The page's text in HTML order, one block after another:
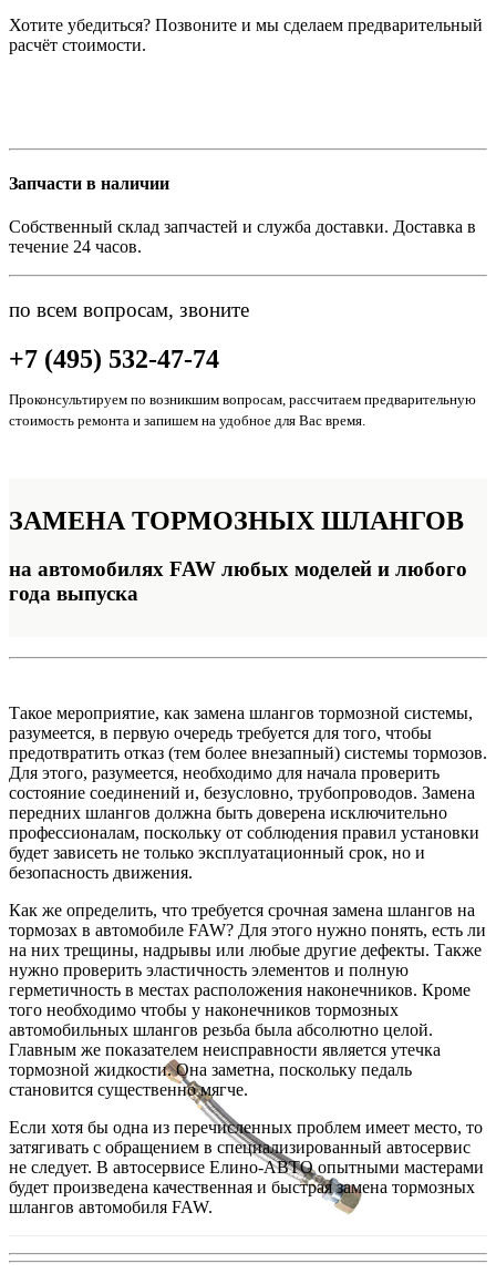
Хотите убедиться? Позвоните и мы сделаем предварительный
расчёт стоимости.
Запчасти в наличии
Собственный склад запчастей и служба доставки. Доставка в
течение 24 часов.
по всем вопросам, звоните
+7 (495) 532-47-74
Проконсультируем по возникшим вопросам, рассчитаем предварительную
стоимость ремонта и запишем на удобное для Вас время.
ЗАМЕНА ТОРМОЗНЫХ ШЛАНГОВ
на автомобилях FAW любых моделей и любого
года выпуска
Такое мероприятие, как замена шлангов тормозной системы,
разумеется, в первую очередь требуется для того, чтобы
предотвратить отказ (тем более внезапный) системы тормозов.
Для этого, разумеется, необходимо для начала проверить
состояние соединений и, безусловно, трубопроводов. Замена
передних шлангов должна быть доверена исключительно
профессионалам, поскольку от соблюдения правил установки
будет зависеть не только эксплуатационный срок, но и
безопасность движения.
Как же определить, что требуется срочная замена шлангов на
тормозах в автомобиле FAW? Для этого нужно понять, есть ли
на них трещины, надрывы или любые другие дефекты. Также
нужно проверить эластичность элементов и полную
герметичность в местах расположения наконечников. Кроме
того необходимо чтобы у наконечников тормозных
автомобильных шлангов резьба была абсолютно целой.
Главным же показателем неисправности является утечка
тормозной жидкости. Она заметна, поскольку педаль
становится существенно мягче.
Если хотя бы одна из перечисленных проблем имеет место, то
затягивать с обращением в специализированный автосервис
не следует. В автосервисе Елино-АВТО опытными мастерами
будет произведена качественная и быстрая замена тормозных
шлангов автомобиля FAW.